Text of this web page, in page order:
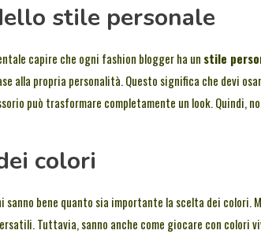
stile personale
capire che ogni fashion blogger ha un stile
alla propria personalità. Questo significa che devi
può trasformare completamente un look. Quindi,
colori
bene quanto sia importante la scelta dei
Tuttavia, sanno anche come giocare con colori